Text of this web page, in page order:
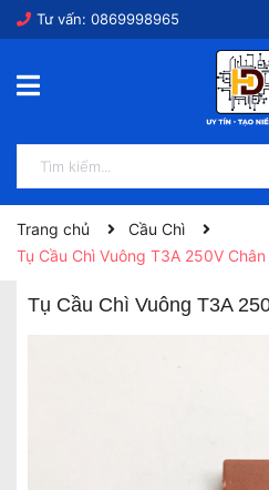
Tư vấn: 0869998965
Trang chủ
Cầu Chì
Tụ Cầu Chì Vuông T3A 250V Chân
Tụ Cầu Chì Vuông T3A